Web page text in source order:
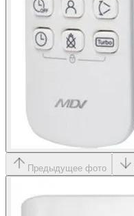
Предыдущее фото